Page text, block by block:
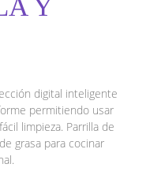
Y
digital inteligente
permitiendo usar
limpieza. Parrilla de
grasa para cocinar